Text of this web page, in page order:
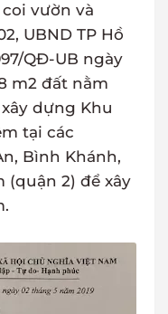
vườn và
UBND TP Hồ
QĐ-UB ngày
m2 đất nằm
dựng Khu
tại các
Bình Khánh,
(quận 2) để xây